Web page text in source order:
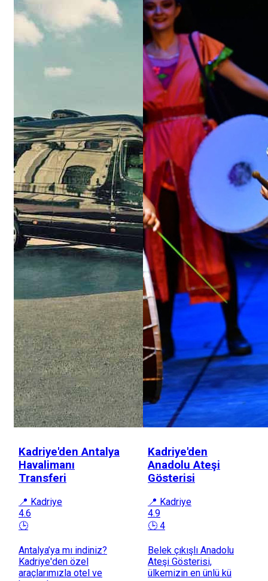
Kadriye'den Antalya
Havalimanı
Transferi
📍 Kadriye
4.6
🕒
Antalya’ya mı indiniz?
Kadriye'den özel
araçlarımızla otel ve
Kadriye'den
Anadolu Ateşi
Gösterisi
📍 Kadriye
4.9
🕒 4
Belek çıkışlı Anadolu
Ateşi Gösterisi,
ülkemizin en ünlü kü